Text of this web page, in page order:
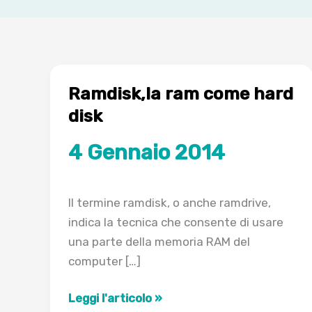
Ramdisk,la ram come hard
disk
4 Gennaio 2014
Il termine ramdisk, o anche ramdrive,
indica la tecnica che consente di usare
una parte della memoria RAM del
computer […]
Ramdisk,la
Leggi l'articolo »